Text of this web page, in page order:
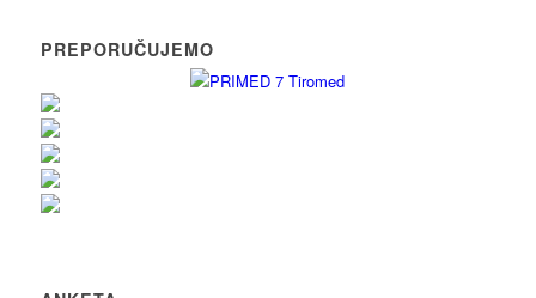
PREPORUČUJEMO